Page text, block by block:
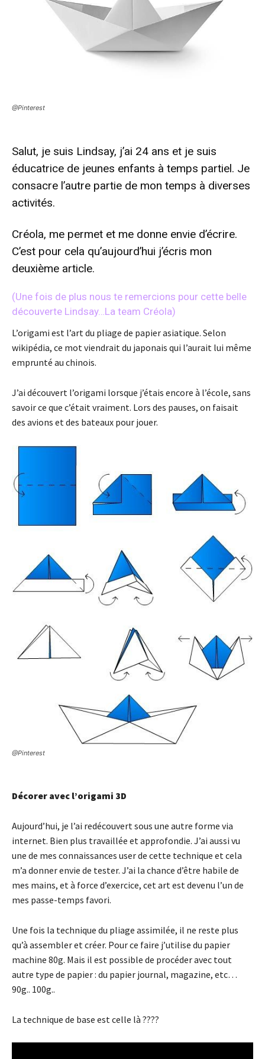
@Pinterest
Salut, je suis Lindsay, j’ai 24 ans et je suis
éducatrice de jeunes enfants à temps partiel. Je
consacre l’autre partie de mon temps à diverses
activités.
Créola, me permet et me donne envie d’écrire.
C’est pour cela qu’aujourd’hui j’écris mon
deuxième article.
(Une fois de plus nous te remercions pour cette belle
découverte Lindsay…La team Créola)
L’origami est l’art du pliage de papier asiatique. Selon
wikipédia, ce mot viendrait du japonais qui l’aurait lui même
emprunté au chinois.
J’ai découvert l’origami lorsque j’étais encore à l’école, sans
savoir ce que c’était vraiment. Lors des pauses, on faisait
des avions et des bateaux pour jouer.
@Pinterest
Décorer avec l’origami 3D
Aujourd’hui, je l’ai redécouvert sous une autre forme via
internet. Bien plus travaillée et approfondie. J’ai aussi vu
une de mes connaissances user de cette technique et cela
m’a donner envie de tester. J’ai la chance d’être habile de
mes mains, et à force d’exercice, cet art est devenu l’un de
mes passe-temps favori.
Une fois la technique du pliage assimilée, il ne reste plus
qu’à assembler et créer. Pour ce faire j’utilise du papier
machine 80g. Mais il est possible de procéder avec tout
autre type de papier : du papier journal, magazine, etc…
90g.. 100g..
La technique de base est celle là ????